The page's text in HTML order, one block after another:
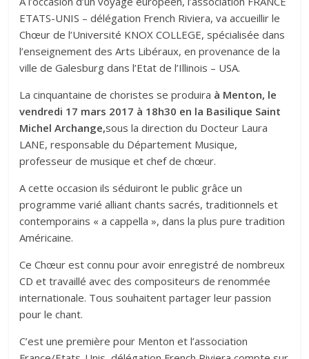
ETATS-UNIS – délégation French Riviera, va accueillir le
Chœur de l’Université KNOX COLLEGE, spécialisée dans
l’enseignement des Arts Libéraux, en provenance de la
ville de Galesburg dans l’Etat de l’Illinois – USA.
La cinquantaine de choristes se produira à Menton, le
vendredi 17 mars 2017 à 18h30 en la Basilique Saint
Michel Archange,sous la direction du Docteur Laura
LANE, responsable du Département Musique,
professeur de musique et chef de chœur.
A cette occasion ils séduiront le public grâce un
programme varié alliant chants sacrés, traditionnels et
contemporains « a cappella », dans la plus pure tradition
Américaine.
Ce Chœur est connu pour avoir enregistré de nombreux
CD et travaillé avec des compositeurs de renommée
internationale. Tous souhaitent partager leur passion
pour le chant.
C’est une première pour Menton et l’association